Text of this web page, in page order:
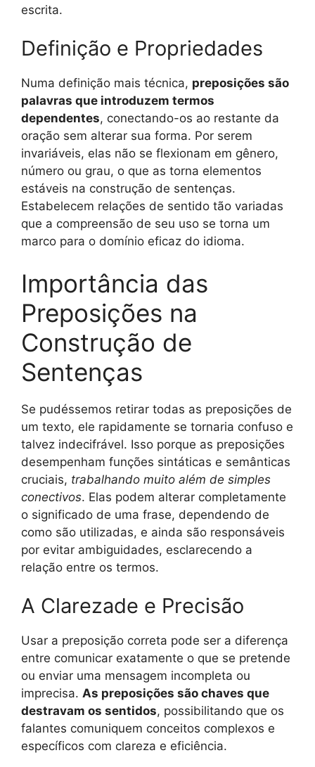
escrita.
Definição e Propriedades
Numa definição mais técnica, preposições são
palavras que introduzem termos
dependentes, conectando-os ao restante da
oração sem alterar sua forma. Por serem
invariáveis, elas não se flexionam em gênero,
número ou grau, o que as torna elementos
estáveis na construção de sentenças.
Estabelecem relações de sentido tão variadas
que a compreensão de seu uso se torna um
marco para o domínio eficaz do idioma.
Importância das
Preposições na
Construção de
Sentenças
Se pudéssemos retirar todas as preposições de
um texto, ele rapidamente se tornaria confuso e
talvez indecifrável. Isso porque as preposições
desempenham funções sintáticas e semânticas
cruciais, trabalhando muito além de simples
conectivos. Elas podem alterar completamente
o significado de uma frase, dependendo de
como são utilizadas, e ainda são responsáveis
por evitar ambiguidades, esclarecendo a
relação entre os termos.
A Clarezade e Precisão
Usar a preposição correta pode ser a diferença
entre comunicar exatamente o que se pretende
ou enviar uma mensagem incompleta ou
imprecisa. As preposições são chaves que
destravam os sentidos, possibilitando que os
falantes comuniquem conceitos complexos e
específicos com clareza e eficiência.